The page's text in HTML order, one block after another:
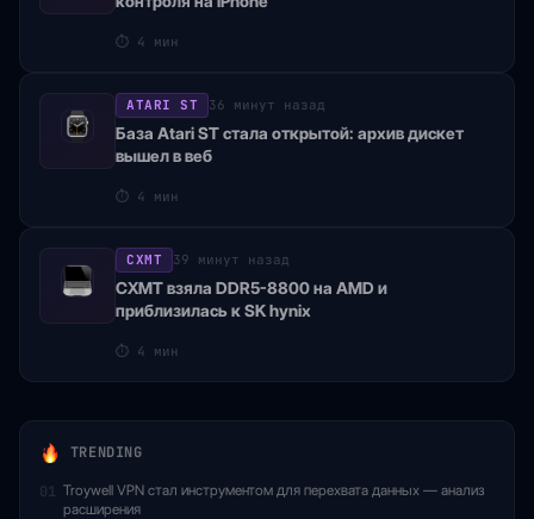
⏱ 4 мин
ATARI ST 36 минут назад
База Atari ST стала открытой: архив дискет
вышел в веб
⏱ 4 мин
CXMT 39 минут назад
CXMT взяла DDR5-8800 на AMD и
приблизилась к SK hynix
⏱ 4 мин
TRENDING
01 Troywell VPN стал инструментом для перехвата данных — анализ
расширения